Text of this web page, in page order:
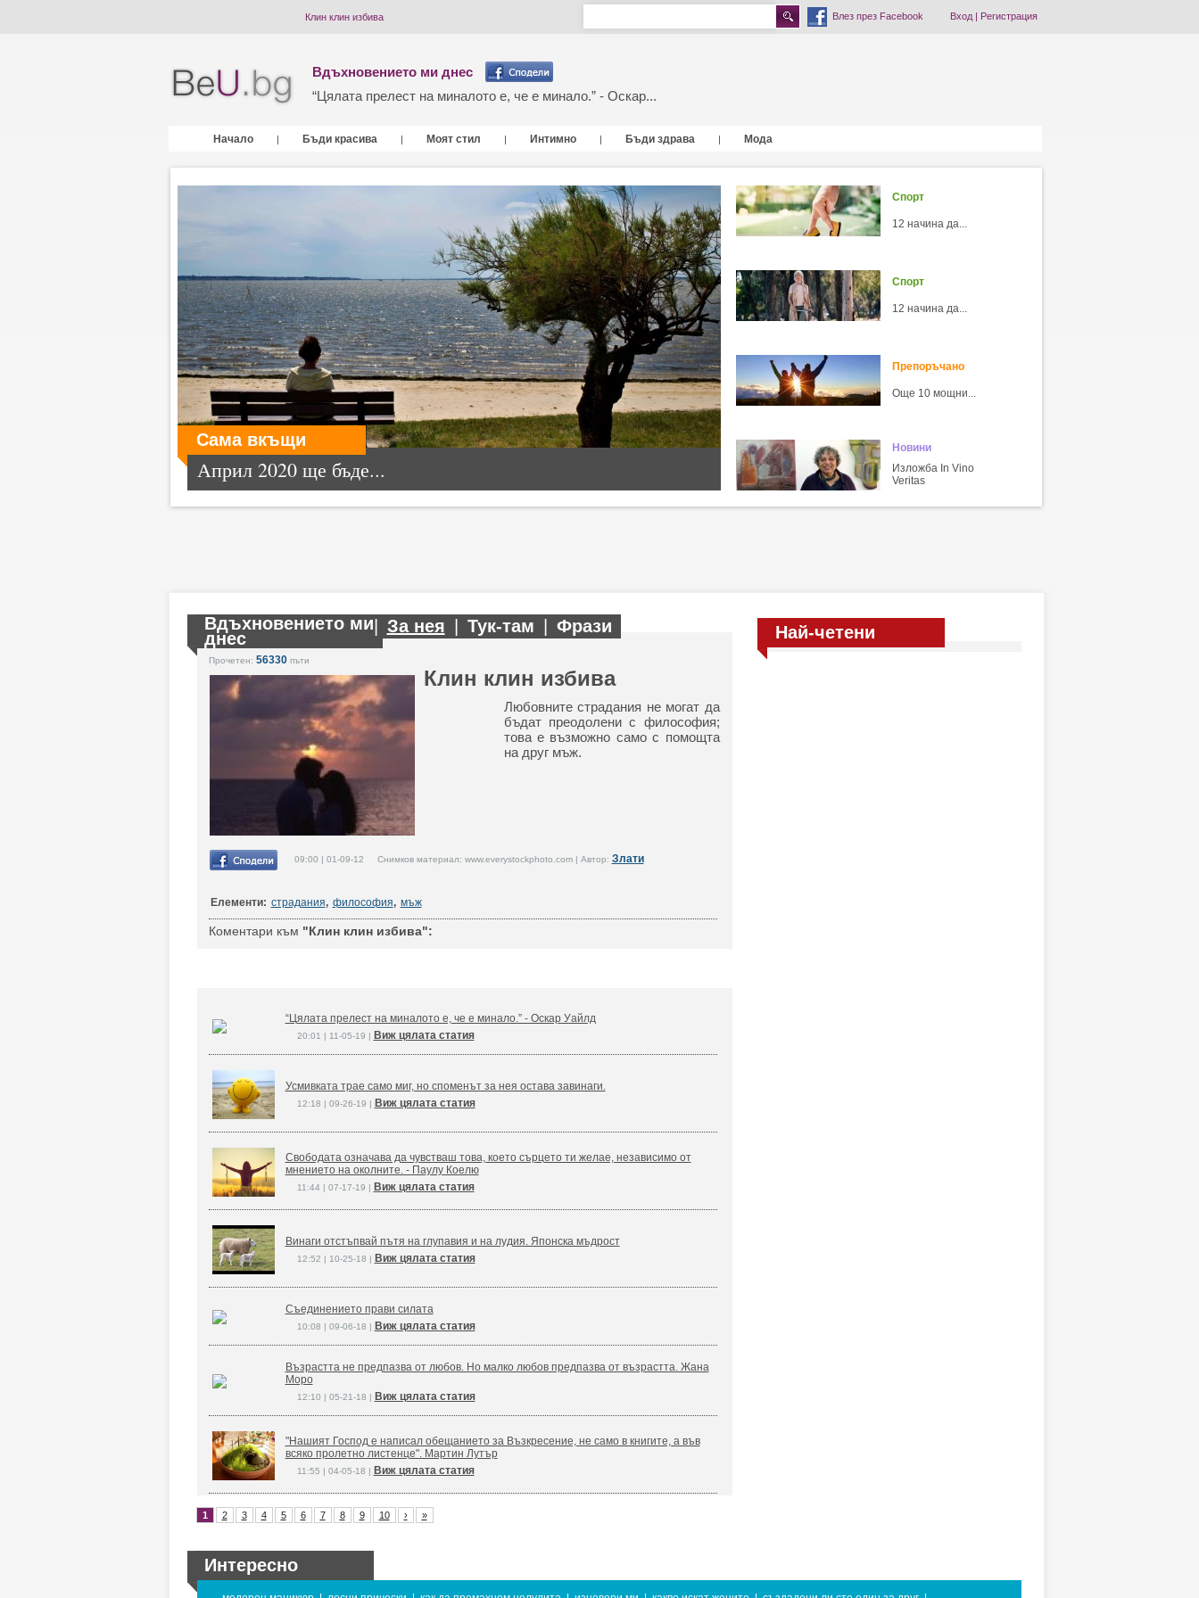
Клин клин избива Влез през Facebook Вход| Регистрация
Вдъхновението ми днес
“Цялата прелест на миналото е, че е минало.” - Оскар...
Начало | Бъди красива | Моят стил | Интимно | Бъди здрава | Мода
Сама вкъщи
Април 2020 ще бъде...
Спорт
12 начина да...
Спорт
12 начина да...
Препоръчано
Още 10 мощни...
Новини
Изложба In Vino
Veritas
Вдъхновението ми
днес
За нея Тук-там Фрази
Прочетен: 56330пъти
Клин клин избива
Любовните страдания не могат да
бъдат преодолени с философия;
това е възможно само с помощта
на друг мъж.
09:00 | 01-09-12 Снимков материал: www.everystockphoto.com | Автор: Злати
Елементи: страдания, философия, мъж
Коментари към "Клин клин избива":
“Цялата прелест на миналото е, че е минало.” - Оскар Уайлд
20:01 | 11-05-19 | Виж цялата статия
Усмивката трае само миг, но споменът за нея остава завинаги.
12:18 | 09-26-19 | Виж цялата статия
Свободата означава да чувстваш това, което сърцето ти желае, независимо от
мнението на околните. - Паулу Коелю
11:44 | 07-17-19 | Виж цялата статия
Винаги отстъпвай пътя на глупавия и на лудия. Японска мъдрост
12:52 | 10-25-18 | Виж цялата статия
Съединението прави силата
10:08 | 09-06-18 | Виж цялата статия
Възрастта не предпазва от любов. Но малко любов предпазва от възрастта. Жана
Моро
12:10 | 05-21-18 | Виж цялата статия
"Нашият Господ е написал обещанието за Възкресение, не само в книгите, а във
всяко пролетно листенце". Мартин Лутър
11:55 | 04-05-18 | Виж цялата статия
1 2 3 4 5 6 7 8 9 10 › »
Най-четени
Интересно